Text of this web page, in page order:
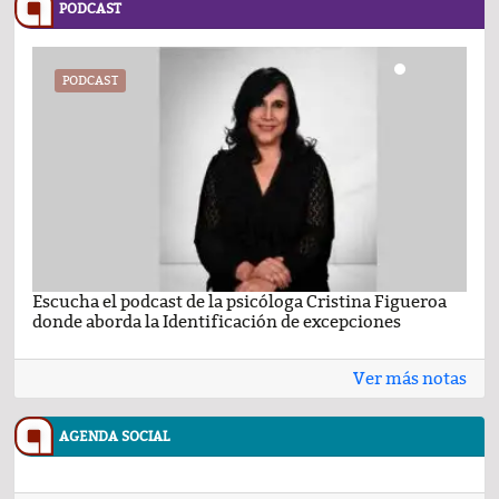
PODCAST
PODCAST
Escucha el podcast de la psicóloga Cristina Figueroa
donde aborda la Identificación de excepciones
Ver más notas
AGENDA SOCIAL